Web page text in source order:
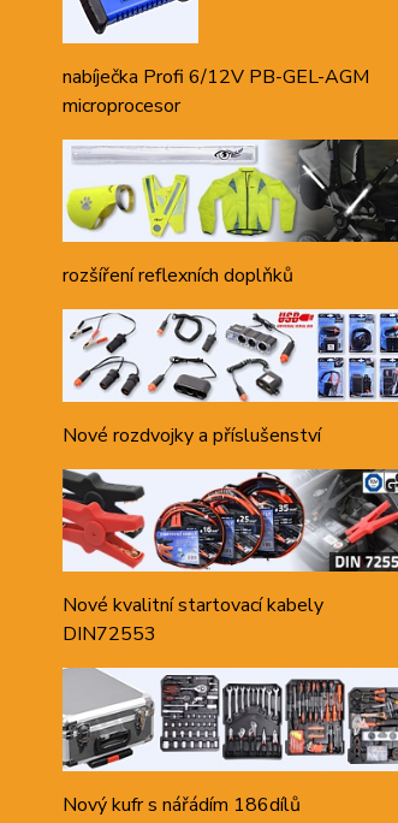
nabíječka Profi 6/12V PB-GEL-AGM
microprocesor
rozšíření reflexních doplňků
Nové rozdvojky a příslušenství
Nové kvalitní startovací kabely
DIN72553
Nový kufr s nářádím 186dílů